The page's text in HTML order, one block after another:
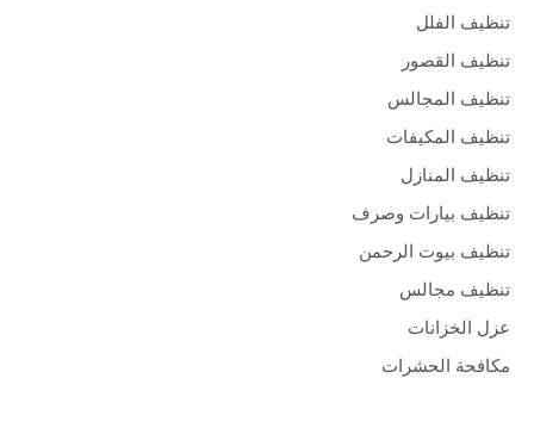
تنظيف الفلل
تنظيف القصور
تنظيف المجالس
تنظيف المكيفات
تنظيف المنازل
تنظيف بيارات وصرف
تنظيف بيوت الرحمن
تنظيف مجالس
عزل الخزانات
مكافحة الحشرات